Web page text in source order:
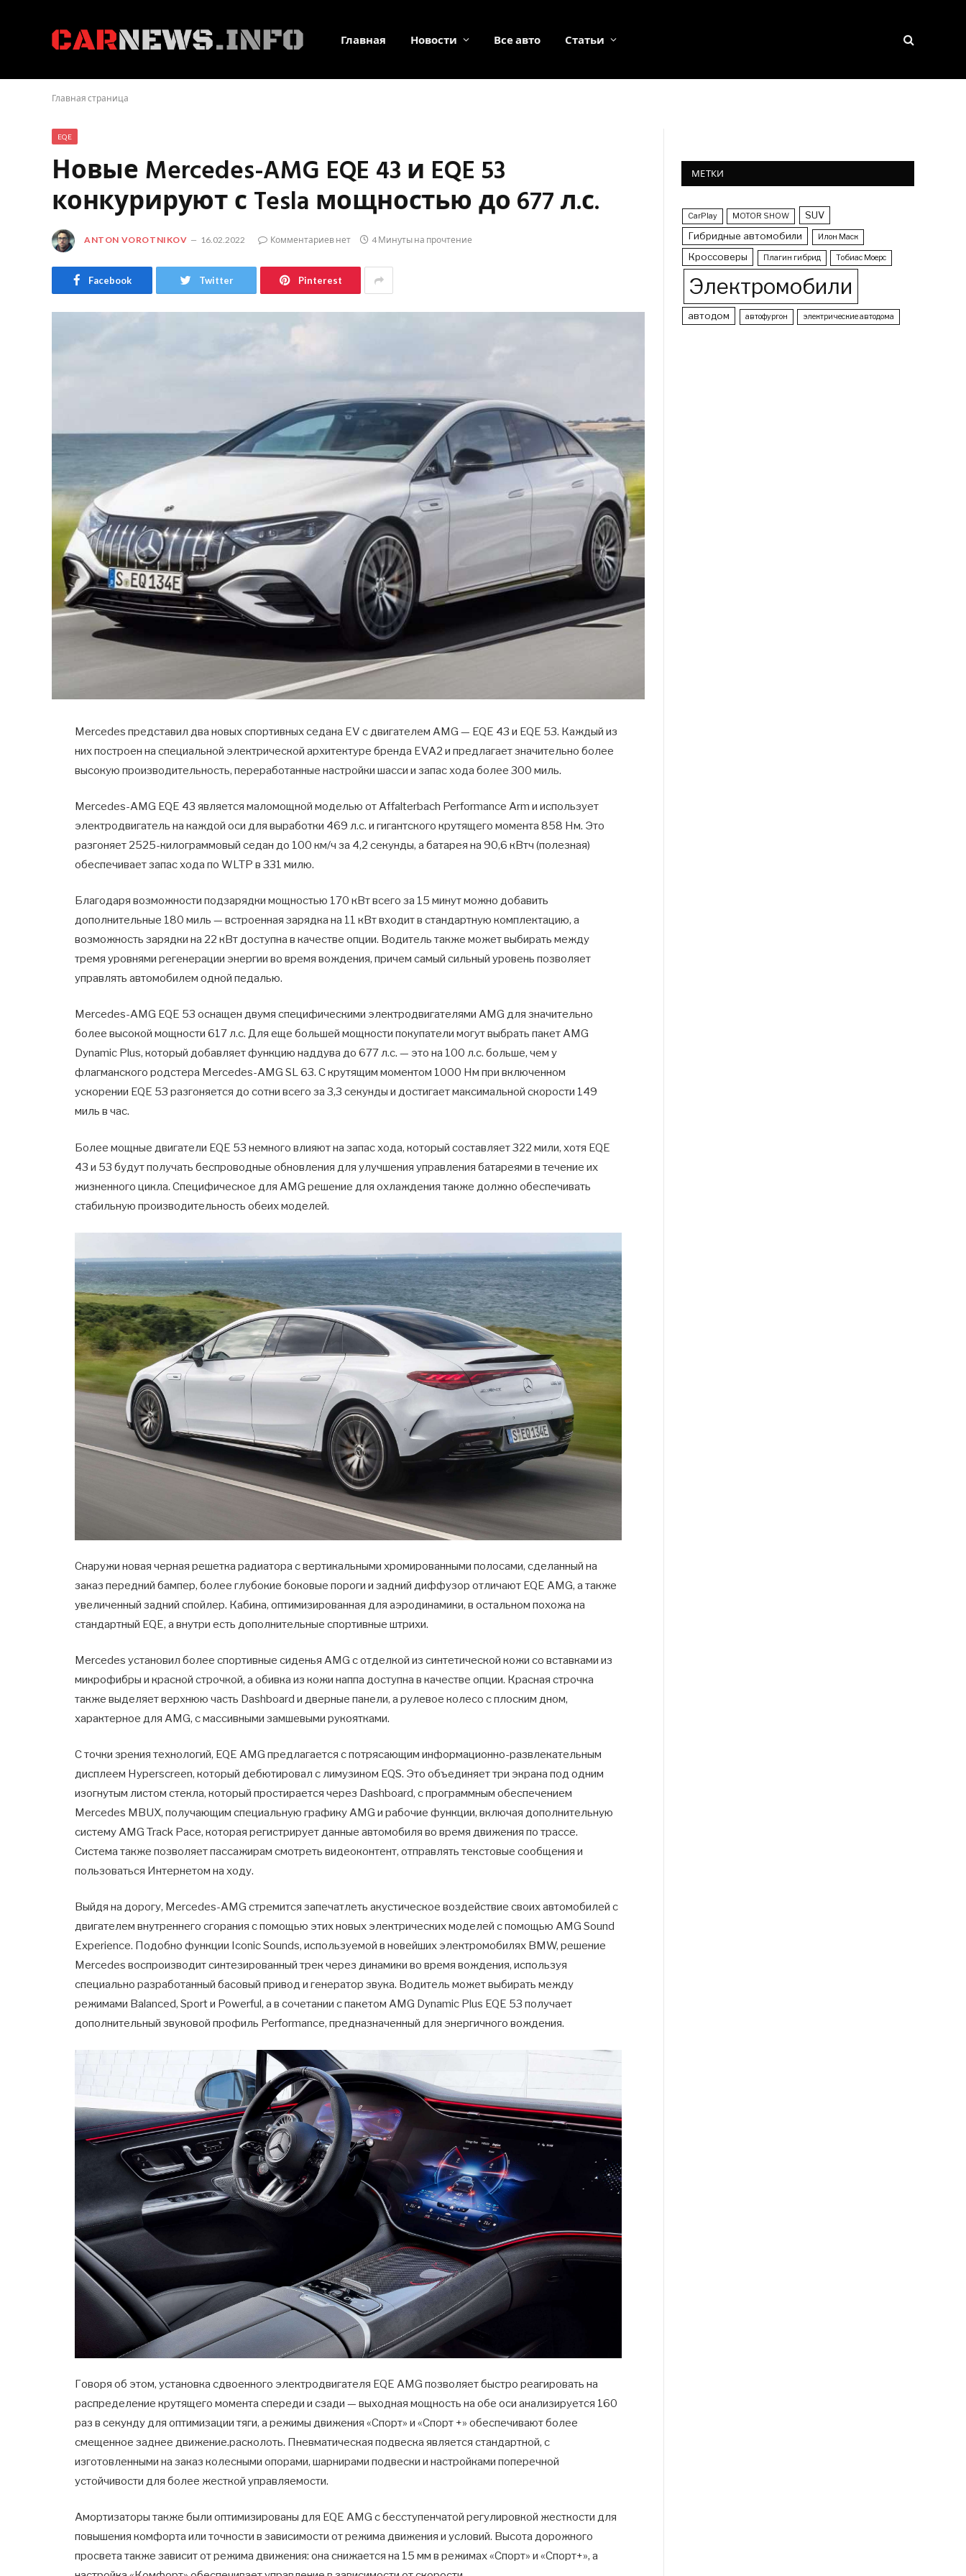
Главная Новости Все авто Статьи
Главная страница
EQE
Новые Mercedes-AMG EQE 43 и EQE 53
конкурируют с Tesla мощностью до 677 л.с.
ANTON VOROTNIKOV 16.02.2022 Комментариев нет 4 Минуты на прочтение
Facebook Twitter Pinterest
Mercedes представил два новых спортивных седана EV с двигателем AMG — EQE 43 и EQE 53. Каждый из
них построен на специальной электрической архитектуре бренда EVA2 и предлагает значительно более
высокую производительность, переработанные настройки шасси и запас хода более 300 миль.
Mercedes-AMG EQE 43 является маломощной моделью от Affalterbach Performance Arm и использует
электродвигатель на каждой оси для выработки 469 л.с. и гигантского крутящего момента 858 Нм. Это
разгоняет 2525-килограммовый седан до 100 км/ч за 4,2 секунды, а батарея на 90,6 кВтч (полезная)
обеспечивает запас хода по WLTP в 331 милю.
Благодаря возможности подзарядки мощностью 170 кВт всего за 15 минут можно добавить
дополнительные 180 миль — встроенная зарядка на 11 кВт входит в стандартную комплектацию, а
возможность зарядки на 22 кВт доступна в качестве опции. Водитель также может выбирать между
тремя уровнями регенерации энергии во время вождения, причем самый сильный уровень позволяет
управлять автомобилем одной педалью.
Mercedes-AMG EQE 53 оснащен двумя специфическими электродвигателями AMG для значительно
более высокой мощности 617 л.с. Для еще большей мощности покупатели могут выбрать пакет AMG
Dynamic Plus, который добавляет функцию наддува до 677 л.с. — это на 100 л.с. больше, чем у
флагманского родстера Mercedes-AMG SL 63. С крутящим моментом 1000 Нм при включенном
ускорении EQE 53 разгоняется до сотни всего за 3,3 секунды и достигает максимальной скорости 149
миль в час.
Более мощные двигатели EQE 53 немного влияют на запас хода, который составляет 322 мили, хотя EQE
43 и 53 будут получать беспроводные обновления для улучшения управления батареями в течение их
жизненного цикла. Специфическое для AMG решение для охлаждения также должно обеспечивать
стабильную производительность обеих моделей.
Снаружи новая черная решетка радиатора с вертикальными хромированными полосами, сделанный на
заказ передний бампер, более глубокие боковые пороги и задний диффузор отличают EQE AMG, а также
увеличенный задний спойлер. Кабина, оптимизированная для аэродинамики, в остальном похожа на
стандартный EQE, а внутри есть дополнительные спортивные штрихи.
Mercedes установил более спортивные сиденья AMG с отделкой из синтетической кожи со вставками из
микрофибры и красной строчкой, а обивка из кожи наппа доступна в качестве опции. Красная строчка
также выделяет верхнюю часть Dashboard и дверные панели, а рулевое колесо с плоским дном,
характерное для AMG, с массивными замшевыми рукоятками.
С точки зрения технологий, EQE AMG предлагается с потрясающим информационно-развлекательным
дисплеем Hyperscreen, который дебютировал с лимузином EQS. Это объединяет три экрана под одним
изогнутым листом стекла, который простирается через Dashboard, с программным обеспечением
Mercedes MBUX, получающим специальную графику AMG и рабочие функции, включая дополнительную
систему AMG Track Pace, которая регистрирует данные автомобиля во время движения по трассе.
Система также позволяет пассажирам смотреть видеоконтент, отправлять текстовые сообщения и
пользоваться Интернетом на ходу.
Выйдя на дорогу, Mercedes-AMG стремится запечатлеть акустическое воздействие своих автомобилей с
двигателем внутреннего сгорания с помощью этих новых электрических моделей с помощью AMG Sound
Experience. Подобно функции Iconic Sounds, используемой в новейших электромобилях BMW, решение
Mercedes воспроизводит синтезированный трек через динамики во время вождения, используя
специально разработанный басовый привод и генератор звука. Водитель может выбирать между
режимами Balanced, Sport и Powerful, а в сочетании с пакетом AMG Dynamic Plus EQE 53 получает
дополнительный звуковой профиль Performance, предназначенный для энергичного вождения.
Говоря об этом, установка сдвоенного электродвигателя EQE AMG позволяет быстро реагировать на
распределение крутящего момента спереди и сзади — выходная мощность на обе оси анализируется 160
раз в секунду для оптимизации тяги, а режимы движения «Спорт» и «Спорт +» обеспечивают более
смещенное заднее движение.расколоть. Пневматическая подвеска является стандартной, с
изготовленными на заказ колесными опорами, шарнирами подвески и настройками поперечной
устойчивости для более жесткой управляемости.
Амортизаторы также были оптимизированы для EQE AMG с бесступенчатой ​​регулировкой жесткости для
повышения комфорта или точности в зависимости от режима движения и условий. Высота дорожного
просвета также зависит от режима движения: она снижается на 15 мм в режимах «Спорт» и «Спорт+», а
МЕТКИ
CarPlay MOTOR SHOW
SUV
Гибридные автомобили
Илон Маск
Кроссоверы Плагин гибрид Тобиас Моерс
Электромобили
автодом автофургон электрические автодома